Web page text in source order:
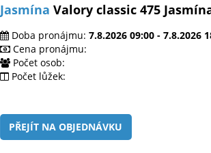
Jasmína Valory classic 475
Doba pronájmu: 7.8.2026 09:00 - 7.8.2026
Cena pronájmu:
Počet osob:
Počet lůžek:
PŘEJÍT NA OBJEDNÁVKU